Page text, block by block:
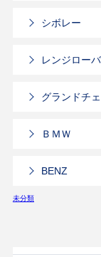
シボレー
レンジロー
グランドチ
ＢＭＷ
BENZ
未分類